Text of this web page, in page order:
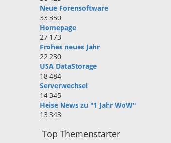
Neue Forensoftware
33 350
Homepage
27 173
Frohes neues Jahr
22 230
USA DataStorage
18 484
Serverwechsel
14 345
Heise News zu "1 Jahr WoW"
13 343
Top Themenstarter